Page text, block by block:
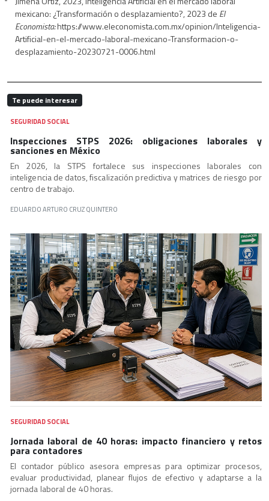
mexicano: ¿Transformación o desplazamiento?, 2023 de El
Economista:https://www.eleconomista.com.mx/opinion/Inteligencia-
Artificial-en-el-mercado-laboral-mexicano-Transformacion-o-
desplazamiento-20230721-0006.html
Te puede interesar
SEGURIDAD SOCIAL
Inspecciones STPS 2026: obligaciones laborales y
sanciones en México
En 2026, la STPS fortalece sus inspecciones laborales con
inteligencia de datos, fiscalización predictiva y matrices de riesgo por
centro de trabajo.
EDUARDO ARTURO CRUZ QUINTERO
SEGURIDAD SOCIAL
Jornada laboral de 40 horas: impacto financiero y retos
para contadores
El contador público asesora empresas para optimizar procesos,
evaluar productividad, planear flujos de efectivo y adaptarse a la
jornada laboral de 40 horas.